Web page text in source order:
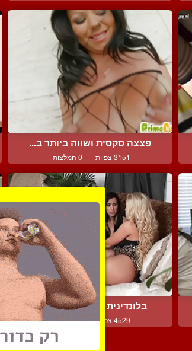
פצצה סקסית ושווה ביותר ב...
3151 צפיות | 0 המלצות
בלונדינית וברונטית בשילו...
4529 צפיות | 1 המלצות
צור קשר